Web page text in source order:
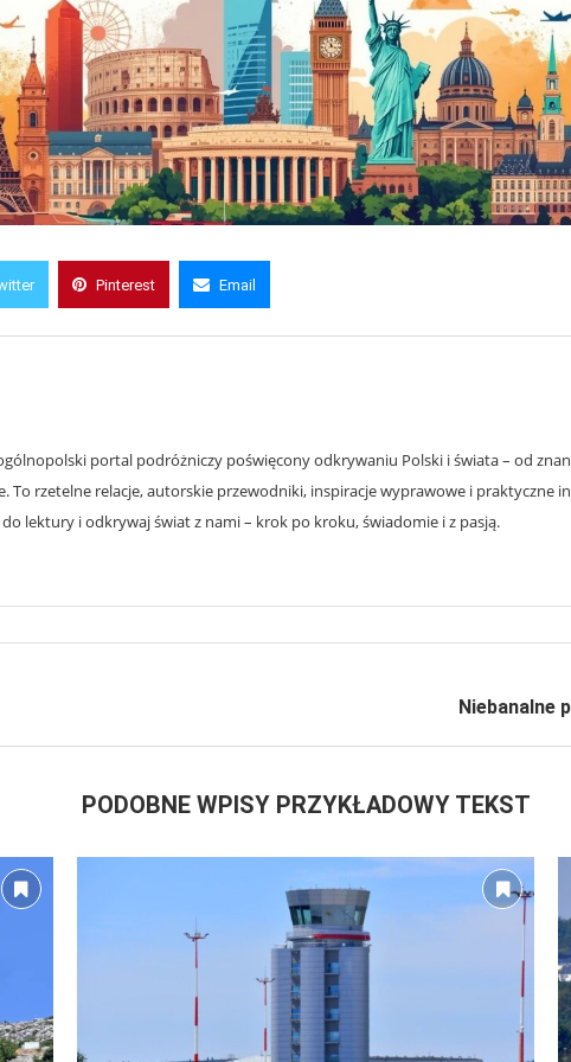
Pinterest Email
portal podróżniczy poświęcony odkrywaniu Polski i świata – od
To rzetelne relacje, autorskie przewodniki, inspiracje wyprawowe i
lektury i odkrywaj świat z nami – krok po kroku, świadomie i z pasją.
Niebanalne
PODOBNE WPISY PRZYKŁADOWY TEKST